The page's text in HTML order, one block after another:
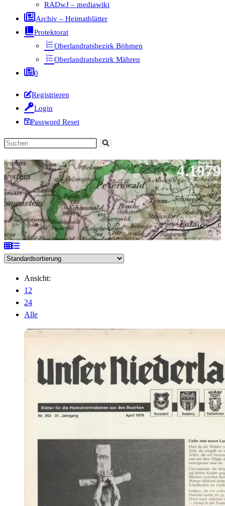
RADwJ – mediawiki
Archiv – Heimatblätter
Protektorat
Oberlandratsbezirk Böhmen
Oberlandratsbezirk Mähren
0
Registrieren
Login
Password Reset
Diese
durchsuchen
4.1979
Ansicht:
12
24
Alle